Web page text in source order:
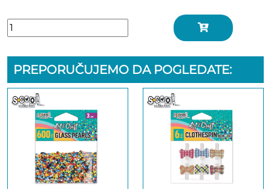
PREPORUČUJEMO DA POGLEDATE: